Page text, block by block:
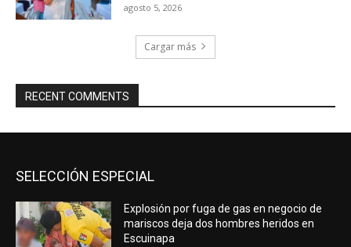
agosto 5, 2026
Cargar más
RECENT COMMENTS
SELECCIÓN ESPECIAL
Explosión por fuga de gas en negocio de
mariscos deja dos hombres heridos en
Escuinapa